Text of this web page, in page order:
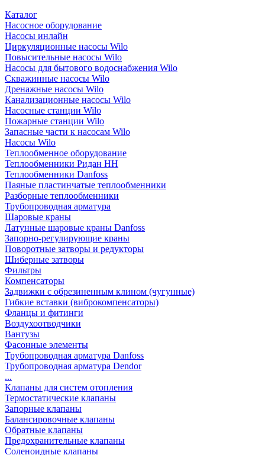
Каталог
Насосное оборудование
Насосы инлайн
Циркуляционные насосы Wilo
Повысительные насосы Wilo
Насосы для бытового водоснабжения Wilo
Скважинные насосы Wilo
Дренажные насосы Wilo
Канализационные насосы Wilo
Насосные станции Wilo
Пожарные станции Wilo
Запасные части к насосам Wilo
Насосы Wilo
Теплообменное оборудование
Теплообменники Ридан НН
Теплообменники Danfoss
Паяные пластинчатые теплообменники
Разборные теплообменники
Трубопроводная арматура
Шаровые краны
Латунные шаровые краны Danfoss
Запорно-регулирующие краны
Поворотные затворы и редукторы
Шиберные затворы
Фильтры
Компенсаторы
Задвижки с обрезиненным клином (чугунные)
Гибкие вставки (виброкомпенсаторы)
Фланцы и фитинги
Воздухоотводчики
Вантузы
Фасонные элементы
Трубопроводная арматура Danfoss
Трубопроводная арматура Dendor
...
Клапаны для систем отопления
Термостатические клапаны
Запорные клапаны
Балансировочные клапаны
Обратные клапаны
Предохранительные клапаны
Соленоидные клапаны